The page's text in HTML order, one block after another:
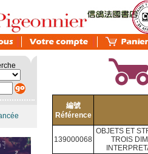
編號
Référence
139000068
OBJETS ET
TROIS